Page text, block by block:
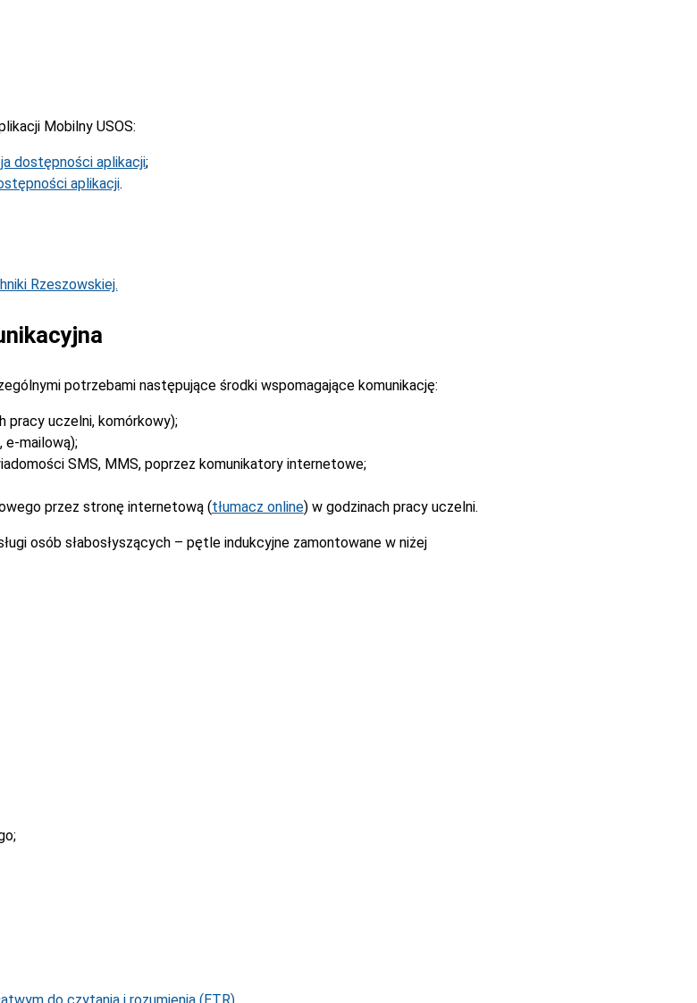
Mobilny USOS:
dostępności aplikacji;
aplikacji.
Rzeszowskiej.
potrzebami następujące środki wspomagające komunikację:
uczelni, komórkowy);
mailową);
SMS, MMS, poprzez komunikatory internetowe;
przez stronę internetową (tłumacz online) w godzinach pracy uczelni.
osób słabosłyszących – pętle indukcyjne zamontowane w niżej